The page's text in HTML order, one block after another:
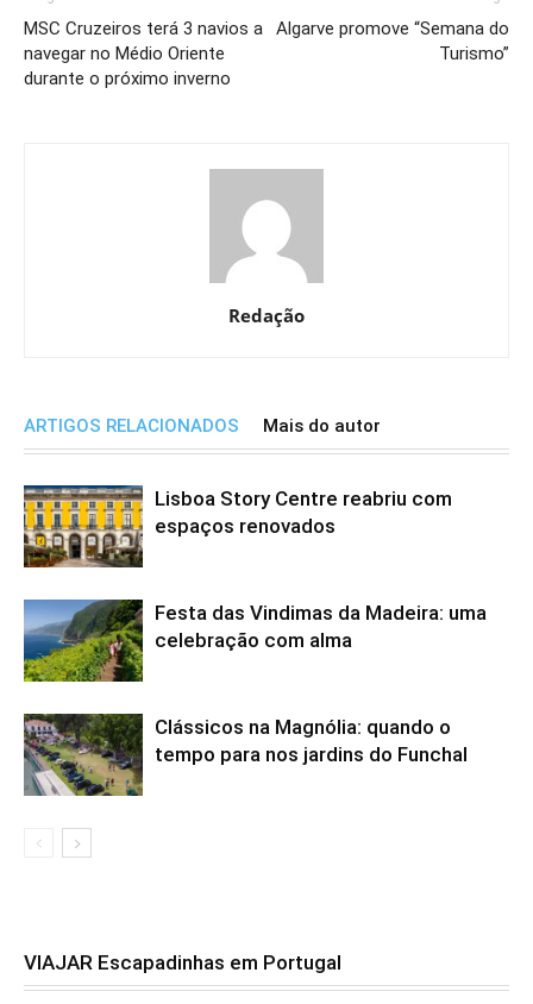
MSC Cruzeiros terá 3 navios a
navegar no Médio Oriente
durante o próximo inverno
Algarve promove “Semana do
Turismo”
Redação
ARTIGOS RELACIONADOS Mais do autor
Lisboa Story Centre reabriu com
espaços renovados
Festa das Vindimas da Madeira: uma
celebração com alma
Clássicos na Magnólia: quando o
tempo para nos jardins do Funchal
VIAJAR Escapadinhas em Portugal